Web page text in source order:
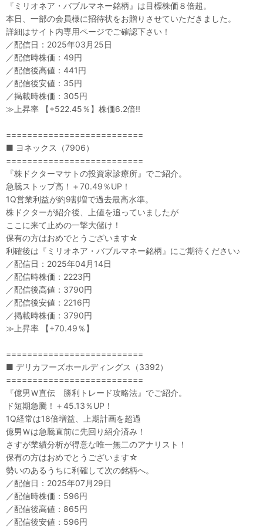
『ミリオネア・バブルマネー銘柄』は目標株価８倍超。
本日、一部の会員様に招待状をお贈りさせていただきました。
詳細はサイト内専用ページでご確認下さい！
／配信日：2025年03月25日
／配信時株価：49円
／配信後高値：441円
／配信後安値：35円
／掲載時株価：305円
≫上昇率 【+522.45％】株価6.2倍!!
==========================
■ ヨネックス（7906）
==========================
『株ドクターマサトの投資家診療所』でご紹介。
急騰ストップ高！＋70.49％UP！
1Q営業利益が約9割増で過去最高水準。
株ドクターが紹介後、上値を追っていましたが
ここに来て止めの一撃大儲け！
保有の方はおめでとうございます☆
利確後は『ミリオネア・バブルマネー銘柄』にご期待ください♪
／配信日：2025年04月14日
／配信時株価：2223円
／配信後高値：3790円
／配信後安値：2216円
／掲載時株価：3790円
≫上昇率 【+70.49％】
==========================
■ デリカフーズホールディングス（3392）
==========================
『億男Ｗ直伝 勝利トレード攻略法』でご紹介。
ド短期急騰！＋45.13％UP！
1Q経常は18倍増益、上期計画を超過
億男Ｗは急騰直前に先回り紹介済み！
さすが業績分析が得意な唯一無二のアナリスト！
保有の方はおめでとうございます☆
勢いのあるうちに利確して次の銘柄へ。
／配信日：2025年07月29日
／配信時株価：596円
／配信後高値：865円
／配信後安値：596円